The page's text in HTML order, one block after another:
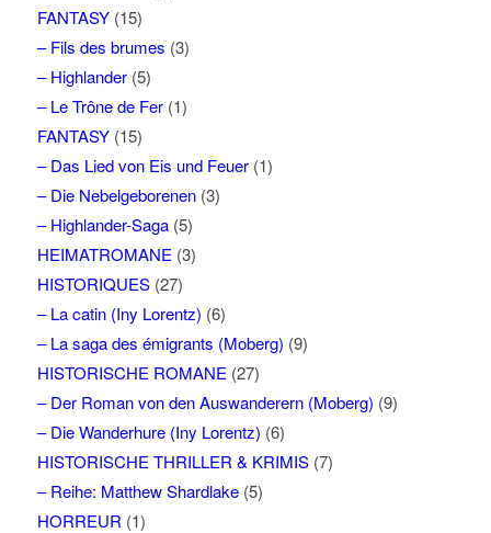
FANTASY(15)
– Fils des brumes (3)
– Highlander(5)
– Le Trône de Fer(1)
FANTASY(15)
– Das Lied von Eis und Feuer(1)
– Die Nebelgeborenen(3)
– Highlander-Saga(5)
HEIMATROMANE (3)
HISTORIQUES(27)
– La catin (Iny Lorentz) (6)
– La saga des émigrants (Moberg) (9)
HISTORISCHE ROMANE (27)
– Der Roman von den Auswanderern (Moberg) (9)
– Die Wanderhure (Iny Lorentz) (6)
HISTORISCHE THRILLER & KRIMIS(7)
– Reihe: Matthew Shardlake(5)
HORREUR (1)